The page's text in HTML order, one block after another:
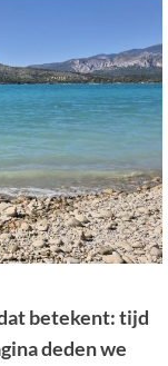
betekent: tijd
deden we